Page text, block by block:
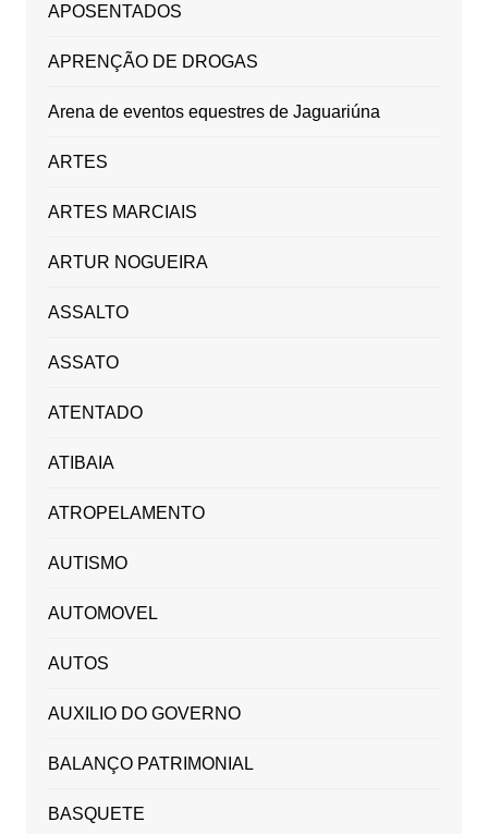
APOSENTADOS
APRENÇÃO DE DROGAS
Arena de eventos equestres de Jaguariúna
ARTES
ARTES MARCIAIS
ARTUR NOGUEIRA
ASSALTO
ASSATO
ATENTADO
ATIBAIA
ATROPELAMENTO
AUTISMO
AUTOMOVEL
AUTOS
AUXILIO DO GOVERNO
BALANÇO PATRIMONIAL
BASQUETE